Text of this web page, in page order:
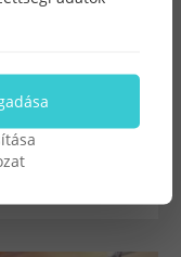
és
ahol